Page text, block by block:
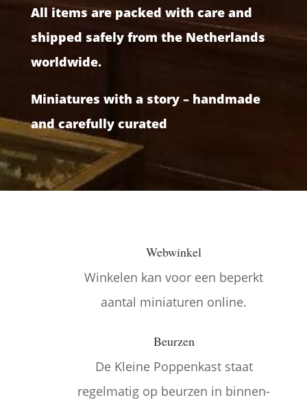
All items are packed with care and
shipped safely from the Netherlands
worldwide.
Miniatures with a story – handmade
and carefully curated
Webwinkel
Winkelen kan voor een beperkt
aantal miniaturen online.
Beurzen
De Kleine Poppenkast staat
regelmatig op beurzen in binnen-